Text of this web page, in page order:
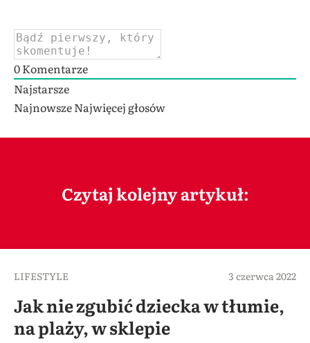
0Komentarze
Najstarsze
NajnowszeNajwięcej głosów
Czytaj kolejny artykuł:
LIFESTYLE 3 czerwca 2022
Jak nie zgubić dziecka w tłumie,
na plaży, w sklepie